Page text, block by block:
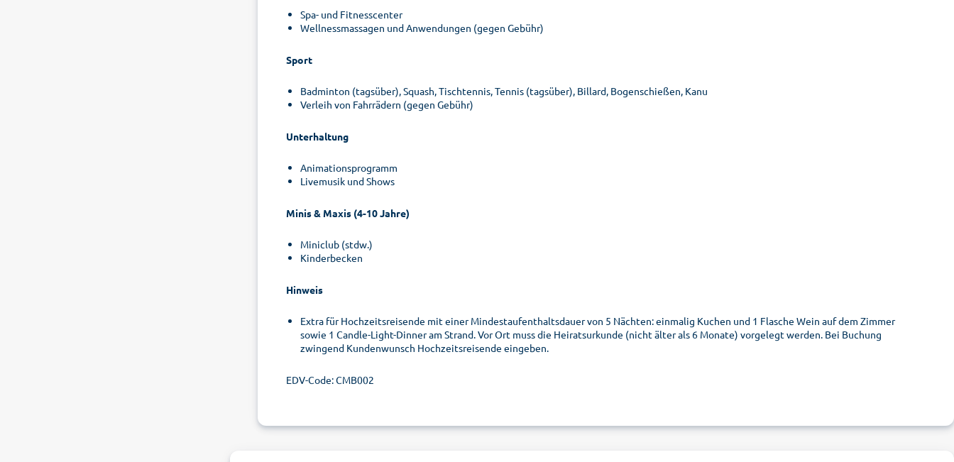
Spa- und Fitnesscenter
Wellnessmassagen und Anwendungen (gegen Gebühr)
Sport
Badminton (tagsüber), Squash, Tischtennis, Tennis (tagsüber), Billard, Bogenschießen, Kanu
Verleih von Fahrrädern (gegen Gebühr)
Unterhaltung
Animationsprogramm
Livemusik und Shows
Minis & Maxis (4-10 Jahre)
Miniclub (stdw.)
Kinderbecken
Hinweis
Extra für Hochzeitsreisende mit einer Mindestaufenthaltsdauer von 5 Nächten: einmalig Kuchen und 1 Flasche Wein auf dem Zimmer
sowie 1 Candle-Light-Dinner am Strand. Vor Ort muss die Heiratsurkunde (nicht älter als 6 Monate) vorgelegt werden. Bei Buchung
zwingend Kundenwunsch Hochzeitsreisende eingeben.
EDV-Code: CMB002